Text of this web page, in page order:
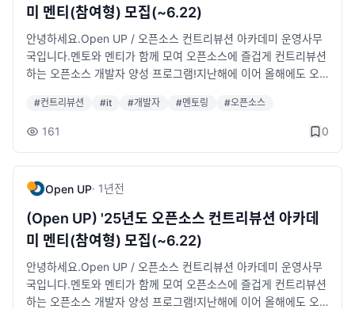
컨트리뷰션 아카데미는 주기적인 수업 참석의 형식으로 진행되는
프로그램이 아니니 걱정마세요.• 참여 프로젝트 멘토, 팀원들과 협
의한 시간에 만나 모각코 방식의 형태로 기여를 진행합니다.총 15
개의 다양한 체험형 프로젝트가 여러분들을 기다리고 있습니다.든
컨트리뷰션 체험을 시작해 보세요!나와 같은 관심사를 가진 사람
nbsp;모집대상&nbsp;: 예비 및 초급 개발자•&nbsp;모집기간&n
bsp;: 2026.03.06.(금) ~ 2026.04.01.(수)•&nbsp;모집공고&
p;:&nbsp;https://www.contribution.ac/※ 참여 프로젝트Git 활
용 및 Apache Airflow | Git 활용 및 Cilium | Git 활용 및 eGovfr
ame VSCode InitializrGit 활용 및 GraphRAG | Git 활용 및 GSt
reamer | Git 활용 및 Guider를 활용한 성능분석 앱 개발Git 활용
및 JavaScript 문서 번역 | Git 활용 및 LitmusChaos | Git 활용
및 LLM Journey with OLLAMAGit 활용 및 OpenStack | Git
활용 및 Project Discovery | Git 활용 및 파이토치 문서 한글화Gi
석의 형식X• 멘토 및 팀별 협의 후, 온·오프라인 멘토링 진행 (진행
일정은 프로젝트 별 상이)• 팀별 컨트리뷰션 운영방안은 프로젝트
가이드 참고2. 발대식 진행 예정• 9/17 or 9/18 - 오프라인 (상세
일정은 멘티 선발 후, 별도 안내 예정)• 6주 동안 진행될 각각의 프
리뷰션 아카데미 체험형 프로젝트에 참여해야 하는 이유!1. 현업에
서 개발자로 활동 중인 멋진 멘토님들과 만나 오픈소스 프로젝트
활동으로 성장할 수 있는 경험과 노하우를 전수 받아 보세요!2. 나
스 소프트웨어 예비·초급 개발자를 위한 단계적 멘토링 프로그램!
4. 오픈소스 개발문화를 체험해보고 싶은 누구나 참여 가능합니
다!✊🏻학업, 인턴, 재직 등의 이유로 시간적 여유가 없으신 분들 주
목!!• 오픈소스 컨트리뷰션 아카데미는 주기적인 수업 참석의 형식
으로 진행되는 프로그램이 아니니 걱정마세요.• 참여 프로젝트 멘
토, 팀원들과 협의한 시간에 만나 모각코 방식의 형태로 기여를 진
행합니다.💻총 5개의 체험형 프로젝트가 여러분들을 기다리고 있
미 멘티(참여형) 모집(~6.22)
안녕하세요.Open UP / 오픈소스 컨트리뷰션 아카데미 운영사무
국입니다.멘토와 멘티가 함께 모여 오픈소스에 즐겁게 컨트리뷰션
하는 오픈소스 개발자 양성 프로그램!지난해에 이어 올해에도 오
트리뷰션 아카데미 [참여형] 프로그램이란?&nbsp;-&nbsp;언어,
개발문화, 시작의 두려움에 대한 진입장벽을 허물고 선배 개발자
가 국내·외 공개SW 프로젝트에 실제 참여하여 개발 및 협업 노하
우를 전수하는 멘토링 프로그램이런 분들은 오픈소스 컨트리뷰션
아카데미에 꼭 참여하셔야 합니다!​-&nbsp;컨트리뷰션 아카데미
프로젝트 중 관심있는 프로젝트가 있고 항상 기여해 보고자 하는
마음이 컸지만 선뜻 혼자 도전해 보길 망설이셨던 분!&nbsp;- 오
픈소스 역량을 보유한 개발자로 거듭나기 위해 프로젝트에 직접
기여해 보며 커리어 향상에 도움 받고 싶으신 분!&nbsp;- 다양한
오픈소스 프로젝트에 대해 공부하고 직접 개발이슈에 참여해보고
#컨트리뷰션 #it #개발자 #멘토링 #오픈소스
161 0
Open UP· 1년전
(Open UP) '25년도 오픈소스 컨트리뷰션 아카데
미 멘티(참여형) 모집(~6.22)
안녕하세요.Open UP / 오픈소스 컨트리뷰션 아카데미 운영사무
국입니다.멘토와 멘티가 함께 모여 오픈소스에 즐겁게 컨트리뷰션
하는 오픈소스 개발자 양성 프로그램!지난해에 이어 올해에도 오